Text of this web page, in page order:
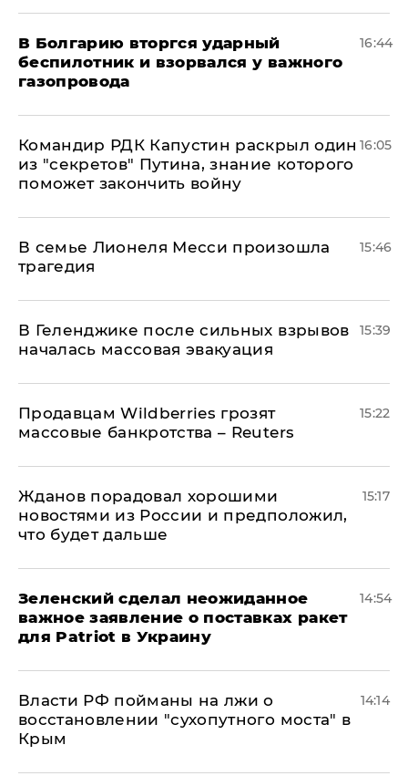
В Болгарию вторгся ударный
беспилотник и взорвался у важного
газопровода
16:44
Командир РДК Капустин раскрыл один
из "секретов" Путина, знание которого
поможет закончить войну
16:05
В семье Лионеля Месси произошла
трагедия
15:46
В Геленджике после сильных взрывов
началась массовая эвакуация
15:39
Продавцам Wildberries грозят
массовые банкротства – Reuters
15:22
Жданов порадовал хорошими
новостями из России и предположил,
что будет дальше
15:17
Зеленский сделал неожиданное
важное заявление о поставках ракет
для Patriot в Украину
14:54
Власти РФ пойманы на лжи о
восстановлении "сухопутного моста" в
Крым
14:14